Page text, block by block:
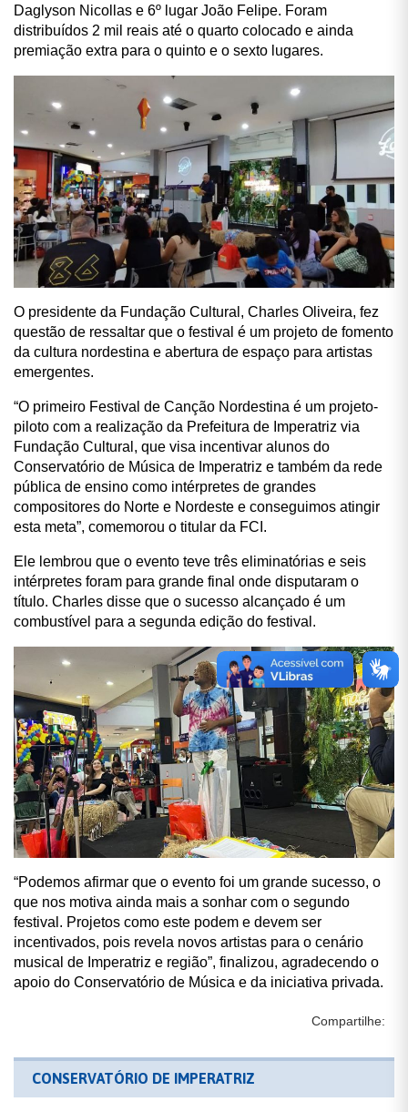
Daglyson Nicollas e 6º lugar João Felipe. Foram
distribuídos 2 mil reais até o quarto colocado e ainda
premiação extra para o quinto e o sexto lugares.
O presidente da Fundação Cultural, Charles Oliveira, fez
questão de ressaltar que o festival é um projeto de fomento
da cultura nordestina e abertura de espaço para artistas
emergentes.
“O primeiro Festival de Canção Nordestina é um projeto-
piloto com a realização da Prefeitura de Imperatriz via
Fundação Cultural, que visa incentivar alunos do
Conservatório de Música de Imperatriz e também da rede
pública de ensino como intérpretes de grandes
compositores do Norte e Nordeste e conseguimos atingir
esta meta”, comemorou o titular da FCI.
Ele lembrou que o evento teve três eliminatórias e seis
intérpretes foram para grande final onde disputaram o
título. Charles disse que o sucesso alcançado é um
combustível para a segunda edição do festival.
“Podemos afirmar que o evento foi um grande sucesso, o
que nos motiva ainda mais a sonhar com o segundo
festival. Projetos como este podem e devem ser
incentivados, pois revela novos artistas para o cenário
musical de Imperatriz e região”, finalizou, agradecendo o
apoio do Conservatório de Música e da iniciativa privada.
Compartilhe:
CONSERVATÓRIO DE IMPERATRIZ